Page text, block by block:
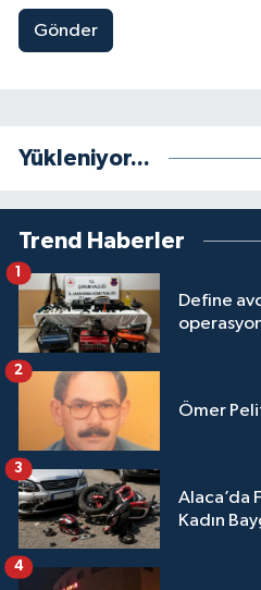
Gönder
Yükleniyor...
Trend Haberler
Define
1
Ömer
2
Alaca’da
Kadın
3
4